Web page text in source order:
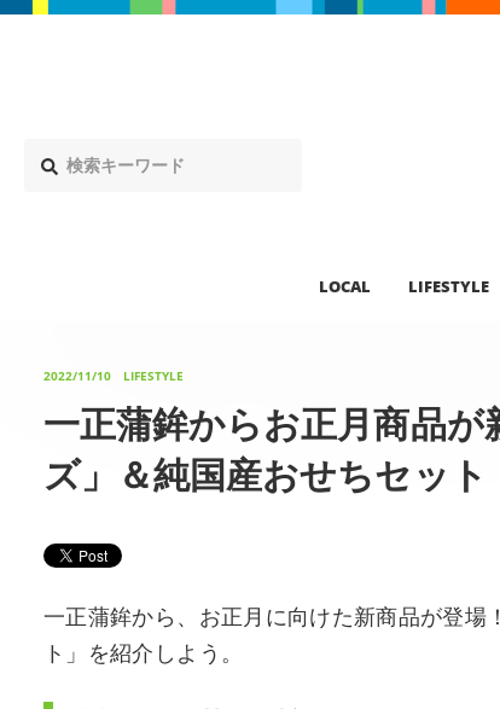
LOCAL LIFESTYLE
2022/11/10 LIFESTYLE
一正蒲鉾からお正月商品が
ズ」＆純国産おせちセット
一正蒲鉾から、お正月に向けた新商品が登場
ト」を紹介しよう。